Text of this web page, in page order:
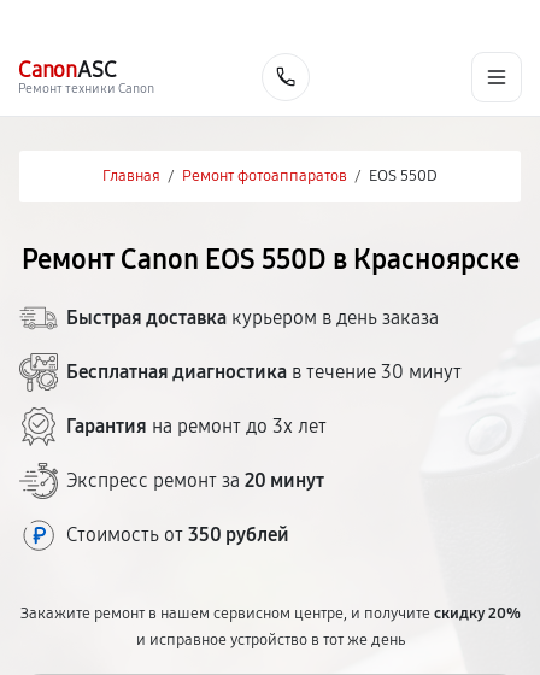
CanonASC
Ремонт техники Canon
Главная / Ремонт фотоаппаратов / EOS 550D
Ремонт Canon EOS 550D в Красноярске
Быстрая доставка курьером в день заказа
Бесплатная диагностика в течение 30 минут
Гарантия на ремонт до 3х лет
Экспресс ремонт за 20 минут
Стоимость от 350 рублей
Закажите ремонт в нашем сервисном центре, и получитескидку 20%
и исправное устройство в тот же день